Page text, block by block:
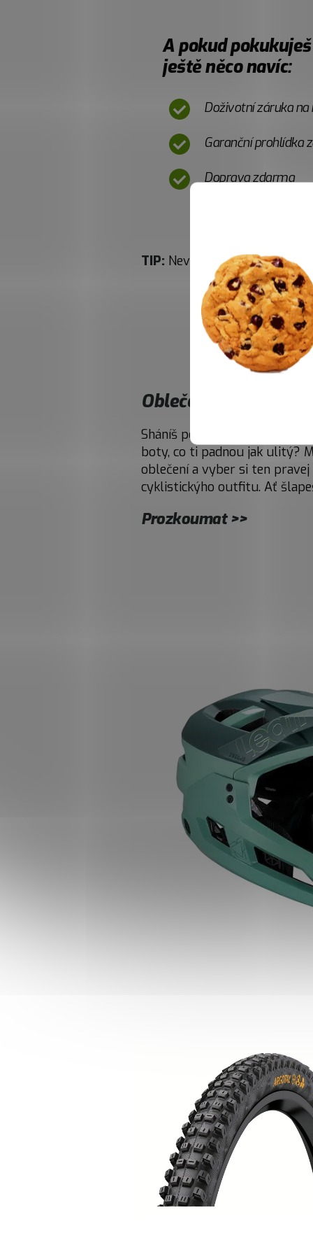
A pokud
ještě něco navíc:
Doživotní záruka na
Garanční prohlídka
Doprava zdarma
TIP: Nevíš jak začít s
Oblečení na kolo
Sháníš pohodlný cyklo
boty, co ti padnou jak ulitý?
oblečení a vyber si ten
cyklistickýho outfitu. Ať
Prozkoumat >>